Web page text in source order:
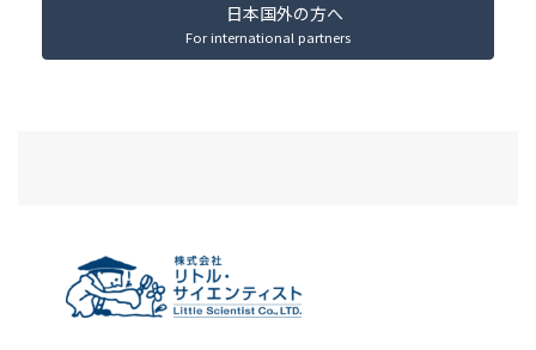
日本国外の方へ
For international partners